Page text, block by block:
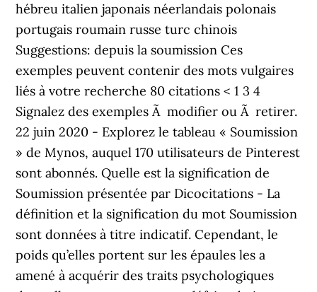
hébreu italien japonais néerlandais polonais
portugais roumain russe turc chinois
Suggestions: depuis la soumission Ces
exemples peuvent contenir des mots vulgaires
liés à votre recherche 80 citations < 1 3 4
Signalez des exemples Ã modifier ou Ã retirer.
22 juin 2020 - Explorez le tableau « Soumission
» de Mynos, auquel 170 utilisateurs de Pinterest
sont abonnés. Quelle est la signification de
Soumission présentée par Dicocitations - La
définition et la signification du mot Soumission
sont données à titre indicatif. Cependant, le
poids qu’elles portent sur les épaules les a
amené à acquérir des traits psychologiques